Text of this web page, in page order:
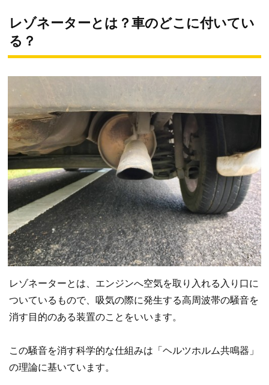
レゾネーターとは？車のどこに付いてい
る？
レゾネーターとは、エンジンへ空気を取り入れる入り口に
ついているもので、吸気の際に発生する高周波帯の騒音を
消す目的のある装置のことをいいます。
この騒音を消す科学的な仕組みは「ヘルツホルム共鳴器」
の理論に基いています。